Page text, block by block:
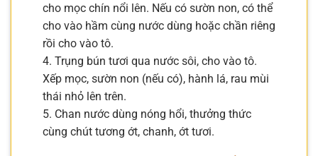
cho mọc chín nổi lên. Nếu có sườn non, có thể
cho vào hầm cùng nước dùng hoặc chần riêng
rồi cho vào tô.
4. Trụng bún tươi qua nước sôi, cho vào tô.
Xếp mọc, sườn non (nếu có), hành lá, rau mùi
thái nhỏ lên trên.
5. Chan nước dùng nóng hổi, thưởng thức
cùng chút tương ớt, chanh, ớt tươi.